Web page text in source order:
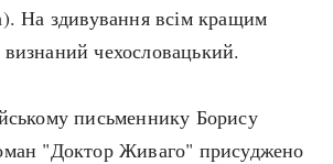
На здивування всім кращим
чехословацький.
письменнику Борису
"Доктор Живаго" присуджено